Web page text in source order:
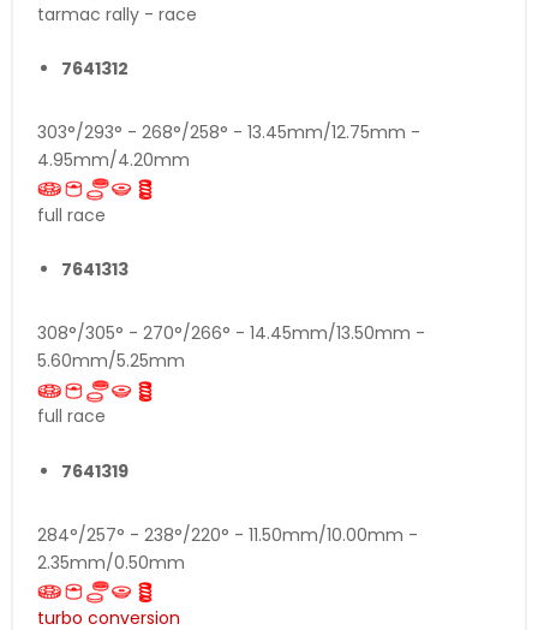
tarmac rally - race
7641312
303°/293° - 268°/258° - 13.45mm/12.75mm -
4.95mm/4.20mm
full race
7641313
308°/305° - 270°/266° - 14.45mm/13.50mm -
5.60mm/5.25mm
full race
7641319
284°/257° - 238°/220° - 11.50mm/10.00mm -
2.35mm/0.50mm
turbo conversion